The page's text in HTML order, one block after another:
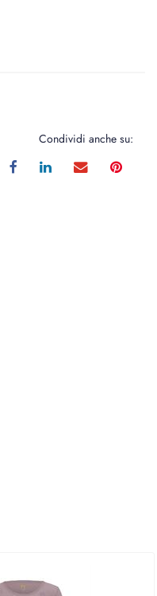
Condividi anche su: